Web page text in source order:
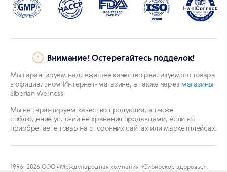
Внимание! Остерегайтесь подделок!
Мы гарантируем надлежащее качество реализуемого товара
в официальном Интернет-магазине, а также через магазины
Siberian Wellness
Мы не гарантируем качество продукции, а также
соблюдение условий ее хранения продавцами, если вы
приобретаете товар на сторонних сайтах или маркетплейсах.
1996–2026 ООО «Международная компания «Сибирское здоровье».